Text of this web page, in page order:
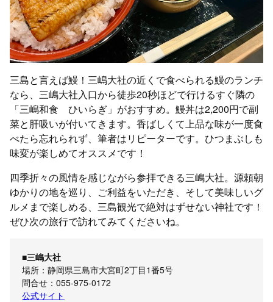
三島と言えば鰻！三嶋大社の近くで食べられる鰻のランチ
なら、三嶋大社入口から徒歩20秒ほどで行けるすぐ隣の
「三嶋和食 ひいらぎ」がおすすめ。鰻丼は2,200円で副
菜と肝吸いが付いてきます。香ばしくて上品な味が一度食
べたら忘れられず、筆者はリピーターです。ひつまぶしも
味変が楽しめてオススメです！
四季折々の風情を感じながら参拝できる三嶋大社。源頼朝
ゆかりの地を巡り、ご利益をいただき、そして美味しいグ
ルメまで楽しめる、三島観光で絶対はずせない神社です！
ぜひ次の旅行で訪れてみてくださいね。
■三嶋大社
場所：静岡県三島市大宮町2丁目1番5号
問合せ：055-975-0172
公式サイト